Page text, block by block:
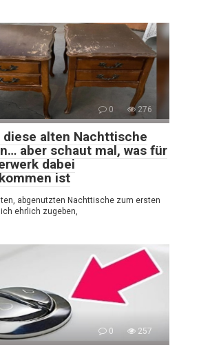
0 276
diese alten Nachttische
aber schaut mal, was für
dabei
ist
abgenutzten Nachttische zum ersten
ehrlich zugeben,
0 257